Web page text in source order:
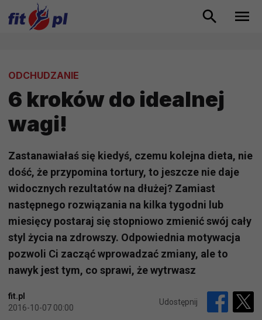
ODCHUDZANIE
6 kroków do idealnej
wagi!
Zastanawiałaś się kiedyś, czemu kolejna dieta, nie
dość, że przypomina tortury, to jeszcze nie daje
widocznych rezultatów na dłużej? Zamiast
następnego rozwiązania na kilka tygodni lub
miesięcy postaraj się stopniowo zmienić swój cały
styl życia na zdrowszy. Odpowiednia motywacja
pozwoli Ci zacząć wprowadzać zmiany, ale to
nawyk jest tym, co sprawi, że wytrwasz
fit.pl
2016-10-07 00:00
Udostępnij